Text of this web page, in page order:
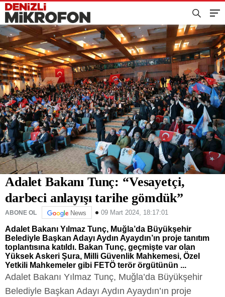
Adalet Bakanı Tunç: “Vesayetçi,
darbeci anlayışı tarihe gömdük”
ABONE OL News 09 Mart 2024, 18:17:01
Adalet Bakanı Yılmaz Tunç, Muğla’da Büyükşehir
Belediyle Başkan Adayı Aydın Ayaydın’ın proje tanıtım
toplantısına katıldı. Bakan Tunç, geçmişte var olan
Yüksek Askeri Şura, Milli Güvenlik Mahkemesi, Özel
Yetkili Mahkemeler gibi FETÖ terör örgütünün ...
Adalet Bakanı Yılmaz Tunç, Muğla’da Büyükşehir
Belediyle Başkan Adayı Aydın Ayaydın’ın proje